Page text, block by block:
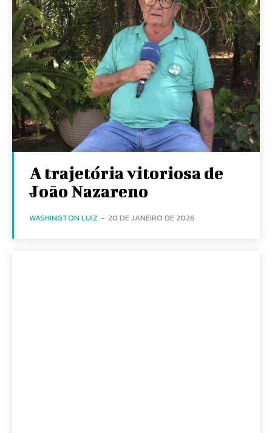
A trajetória vitoriosa de
João Nazareno
WASHINGTON LUIZ - 20 DE JANEIRO DE 2026